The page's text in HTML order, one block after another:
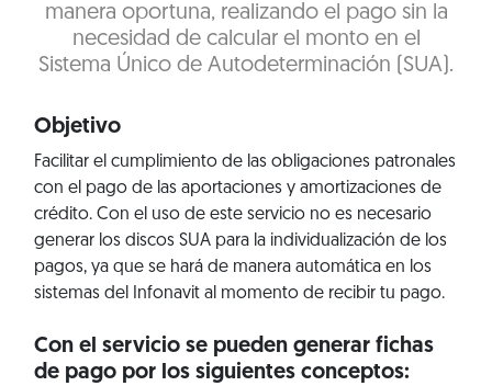
manera oportuna, realizando el pago sin la
necesidad de calcular el monto en el
Sistema Único de Autodeterminación (SUA).
Objetivo
Facilitar el cumplimiento de las obligaciones patronales
con el pago de las aportaciones y amortizaciones de
crédito. Con el uso de este servicio no es necesario
generar los discos SUA para la individualización de los
pagos, ya que se hará de manera automática en los
sistemas del Infonavit al momento de recibir tu pago.
Con el servicio se pueden generar fichas
de pago por los siguientes conceptos: